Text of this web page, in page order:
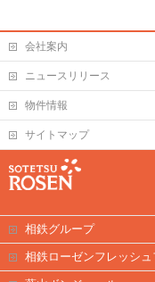
会社案内
ニュースリリース
物件情報
サイトマップ
相鉄グループ
相鉄ローゼンフレッシュ